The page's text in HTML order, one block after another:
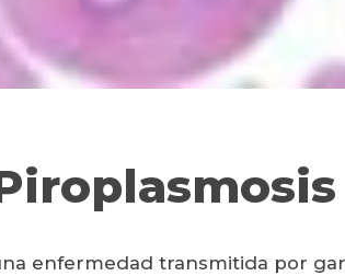
enfermedad transmitida por